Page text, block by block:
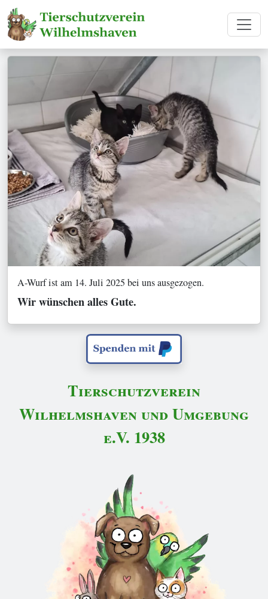
A-Wurf ist am 14. Juli 2025 bei uns ausgezogen.
Wir wünschen alles Gute.
Tierschutzverein
Wilhelmshaven und Umgebung
e.V. 1938